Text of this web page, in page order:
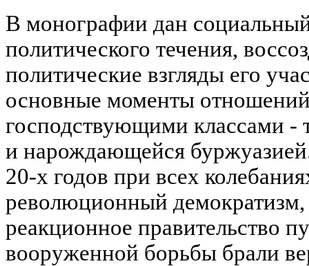
В монографии дан
политического течения,
политические взгляды его
основные моменты отношений
господствующими классами -
и нарождающейся
20-х годов при всех
революционный демократизм,
реакционное правительство
вооруженной борьбы брали